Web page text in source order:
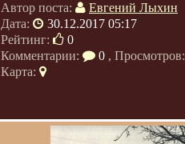
Автор поста:
Евгений Лыхин
Дата:
30.12.2017 05:17
Рейтинг:
0
Комментарии:
0 , Просмотров:
Карта: